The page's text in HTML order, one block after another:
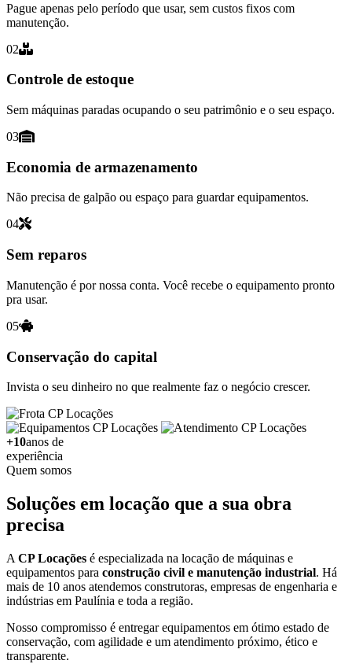
Pague apenas pelo período que usar, sem custos fixos com
manutenção.
02
Controle de estoque
Sem máquinas paradas ocupando o seu patrimônio e o seu espaço.
03
Economia de armazenamento
Não precisa de galpão ou espaço para guardar equipamentos.
04
Sem reparos
Manutenção é por nossa conta. Você recebe o equipamento pronto
pra usar.
05
Conservação do capital
Invista o seu dinheiro no que realmente faz o negócio crescer.
+10anos de
experiência
Quem somos
Soluções em locação que a sua obra
precisa
A CP Locações é especializada na locação de máquinas e
equipamentos para construção civil e manutenção industrial. Há
mais de 10 anos atendemos construtoras, empresas de engenharia e
indústrias em Paulínia e toda a região.
Nosso compromisso é entregar equipamentos em ótimo estado de
conservação, com agilidade e um atendimento próximo, ético e
transparente.